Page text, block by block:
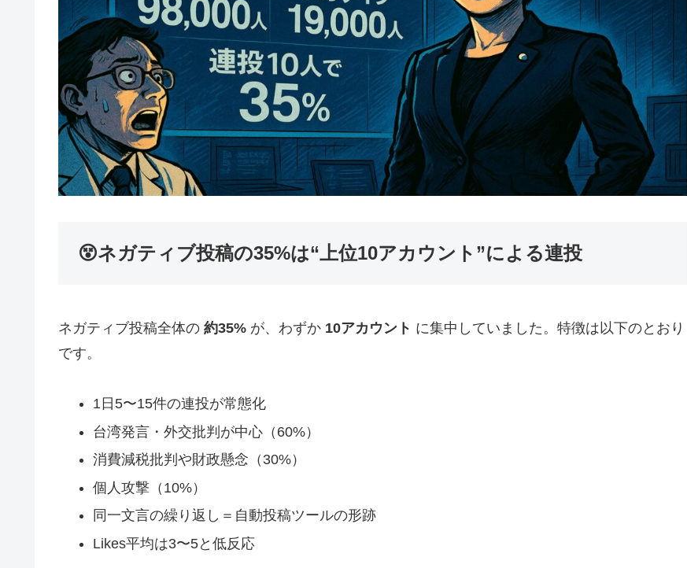
😵ネガティブ投稿の35%は“上位10アカウント”による連投
ネガティブ投稿全体の 約35% が、わずか 10アカウント に集中していました。特徴は以下のとおり
です。
1日5〜15件の連投が常態化
台湾発言・外交批判が中心（60%）
消費減税批判や財政懸念（30%）
個人攻撃（10%）
同一文言の繰り返し＝自動投稿ツールの形跡
Likes平均は3〜5と低反応